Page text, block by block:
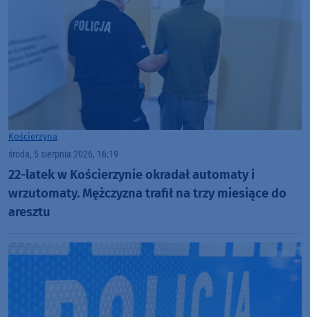
Kościerzyna
środa, 5 sierpnia 2026, 16:19
22-latek w Kościerzynie okradał automaty i
wrzutomaty. Mężczyzna trafił na trzy miesiące do
aresztu